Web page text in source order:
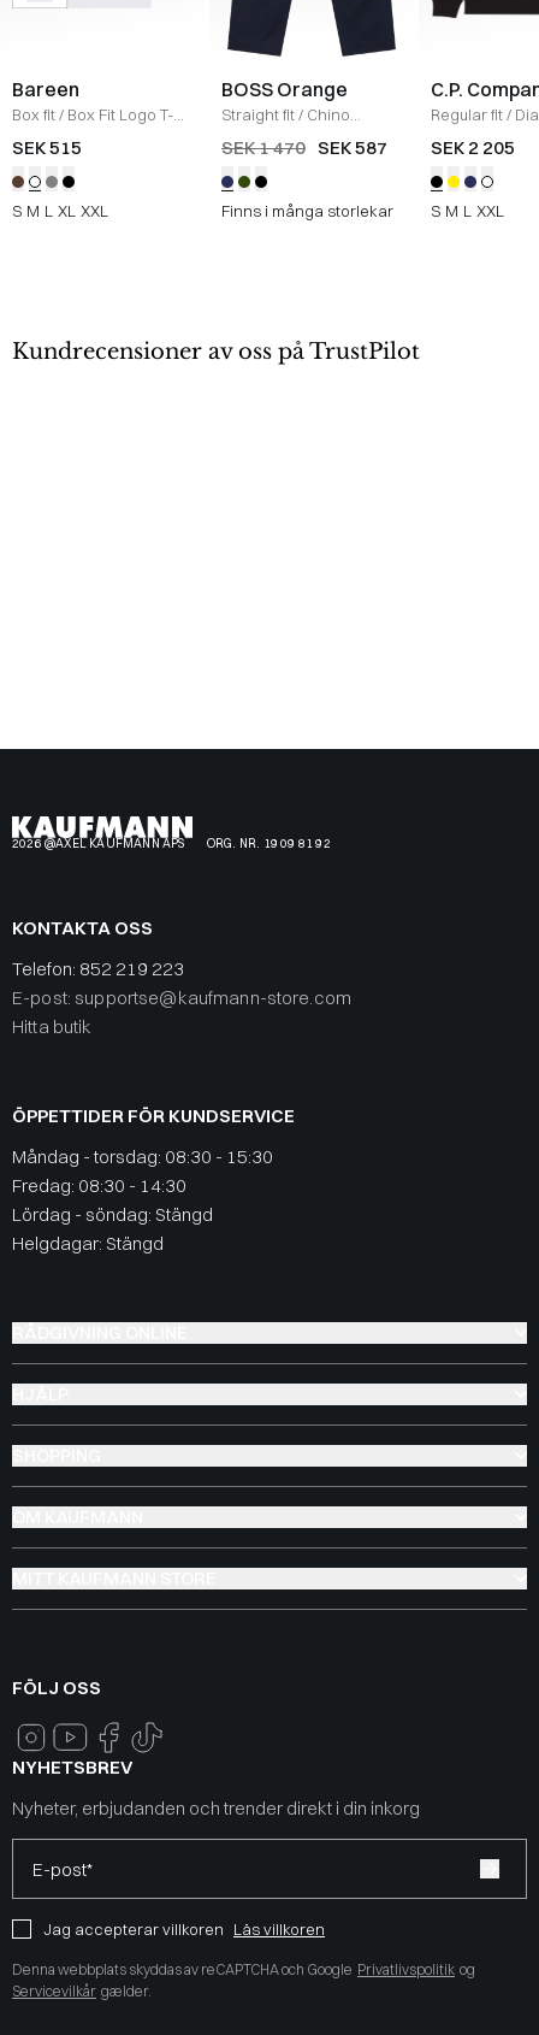
Bareen
Box fit/ Box Fit Logo T-
shirt /WHITE
SEK 515
S M L XL XXL
BOSS Orange
Straight fit/ Chino
Straight
NAVY
SEK 1 470 SEK 587
Finns i många storlekar
C.P.
Regular fit/
Raised
SEK 2 205
S M L XXL
Kundrecensioner av oss på TrustPilot
2026 @AXEL KAUFMANN APS ORG. NR. 19 09 81 92
KONTAKTA OSS
Telefon: 852 219 223
E-post: supportse@kaufmann-store.com
Hitta butik
ÖPPETTIDER FÖR KUNDSERVICE
Måndag - torsdag: 08:30 - 15:30
Fredag: 08:30 - 14:30
Lördag - söndag: Stängd
Helgdagar: Stängd
FÖLJ OSS
NYHETSBREV
Nyheter, erbjudanden och trender direkt i din inkorg
E-post*
Jag accepterar villkoren Läs villkoren
Denna webbplats skyddas av reCAPTCHA och Google Privatlivspolitik og
Servicevilkår gælder.